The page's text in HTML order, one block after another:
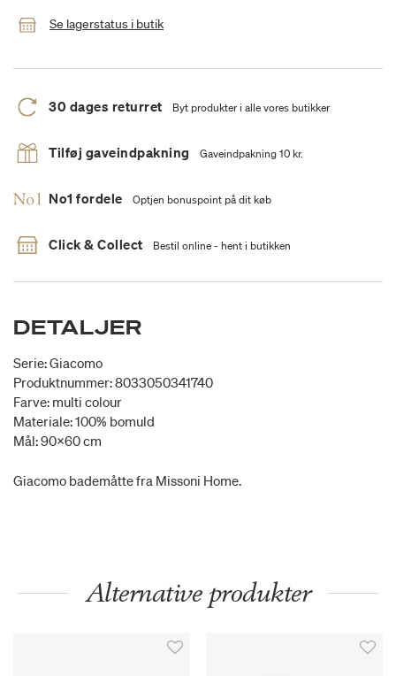
Se lagerstatus i butik
30 dages returret Byt produkter i alle vores butikker
Tilføj gaveindpakning Gaveindpakning 10 kr.
No1 fordele Optjen bonuspoint på dit køb
Click & Collect Bestil online - hent i butikken
DETALJER
Serie: Giacomo
Produktnummer: 8033050341740
Farve: multi colour
Materiale: 100% bomuld
Mål: 90x60 cm
Giacomo bademåtte fra Missoni Home.
Alternative produkter